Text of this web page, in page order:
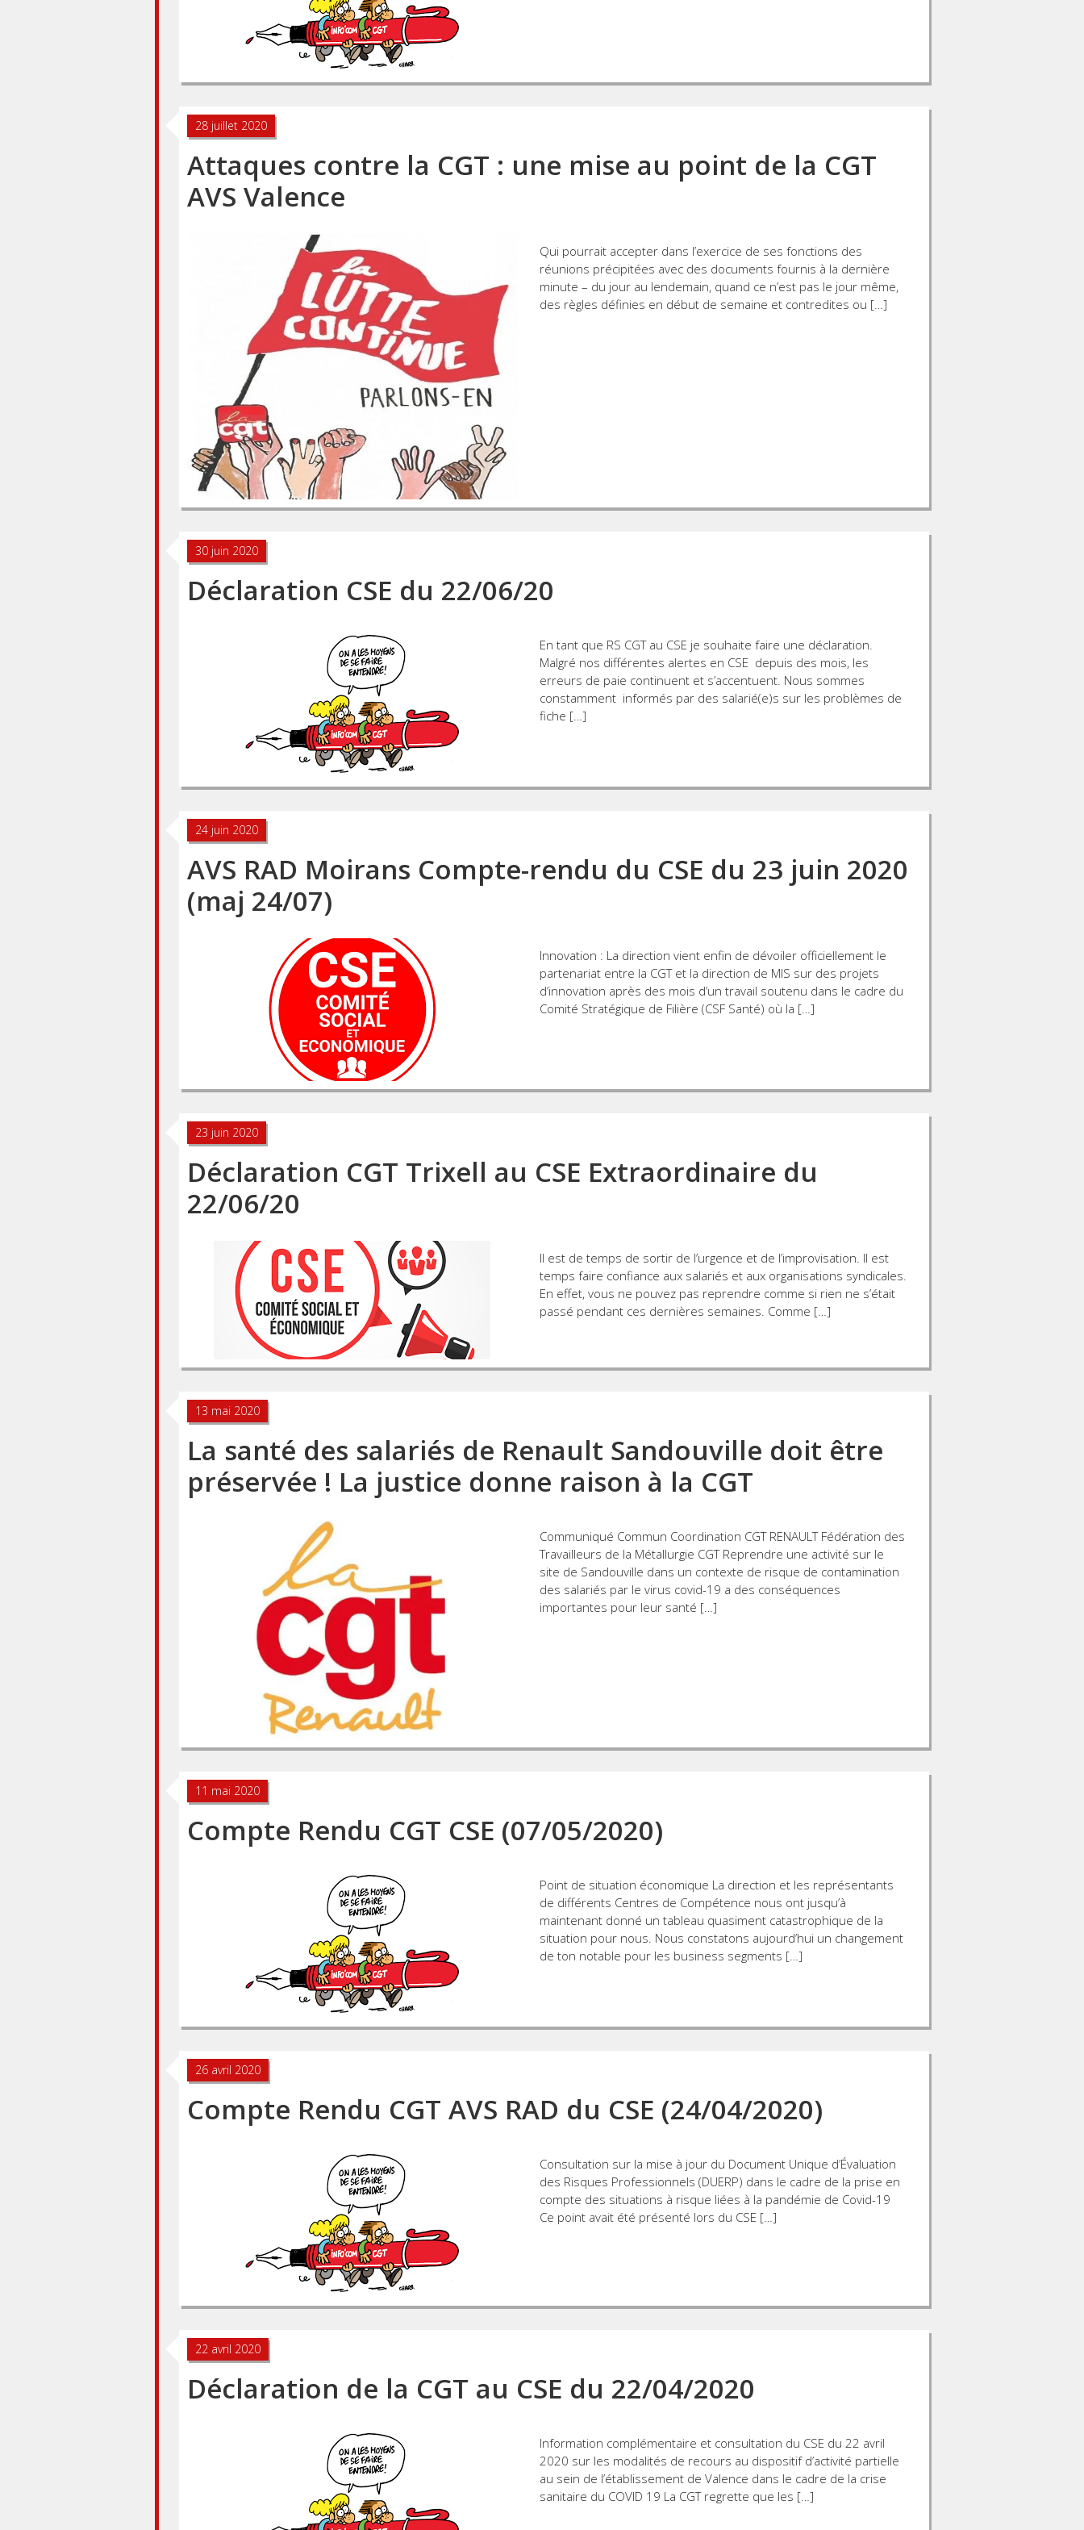
28 juillet 2020
Attaques contre la CGT : une mise au point de la CGT
AVS Valence
Qui pourrait accepter dans l’exercice de ses fonctions des
réunions précipitées avec des documents fournis à la dernière
minute – du jour au lendemain, quand ce n’est pas le jour même,
des règles définies en début de semaine et contredites ou […]
30 juin 2020
Déclaration CSE du 22/06/20
En tant que RS CGT au CSE je souhaite faire une déclaration.
Malgré nos différentes alertes en CSE depuis des mois, les
erreurs de paie continuent et s’accentuent. Nous sommes
constamment informés par des salarié(e)s sur les problèmes de
fiche […]
24 juin 2020
AVS RAD Moirans Compte-rendu du CSE du 23 juin 2020
(maj 24/07)
Innovation : La direction vient enfin de dévoiler officiellement le
partenariat entre la CGT et la direction de MIS sur des projets
d’innovation après des mois d’un travail soutenu dans le cadre du
Comité Stratégique de Filière (CSF Santé) où la […]
23 juin 2020
Déclaration CGT Trixell au CSE Extraordinaire du
22/06/20
Il est de temps de sortir de l’urgence et de l’improvisation. Il est
temps faire confiance aux salariés et aux organisations syndicales.
En effet, vous ne pouvez pas reprendre comme si rien ne s’était
passé pendant ces dernières semaines. Comme […]
13 mai 2020
La santé des salariés de Renault Sandouville doit être
préservée ! La justice donne raison à la CGT
Communiqué Commun Coordination CGT RENAULT Fédération des
Travailleurs de la Métallurgie CGT Reprendre une activité sur le
site de Sandouville dans un contexte de risque de contamination
des salariés par le virus covid-19 a des conséquences
importantes pour leur santé […]
11 mai 2020
Compte Rendu CGT CSE (07/05/2020)
Point de situation économique La direction et les représentants
de différents Centres de Compétence nous ont jusqu’à
maintenant donné un tableau quasiment catastrophique de la
situation pour nous. Nous constatons aujourd’hui un changement
de ton notable pour les business segments […]
26 avril 2020
Compte Rendu CGT AVS RAD du CSE (24/04/2020)
Consultation sur la mise à jour du Document Unique d’Évaluation
des Risques Professionnels (DUERP) dans le cadre de la prise en
compte des situations à risque liées à la pandémie de Covid-19
Ce point avait été présenté lors du CSE […]
22 avril 2020
Déclaration de la CGT au CSE du 22/04/2020
Information complémentaire et consultation du CSE du 22 avril
2020 sur les modalités de recours au dispositif d’activité partielle
au sein de l’établissement de Valence dans le cadre de la crise
sanitaire du COVID 19 La CGT regrette que les […]